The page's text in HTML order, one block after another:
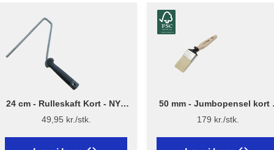
24 cm - Rulleskaft Kort - NYT
DESIGN - Flügger
49,95 kr./stk.
50 mm - Jumbopensel kort
Flügger Excellence Series
179 kr./stk.